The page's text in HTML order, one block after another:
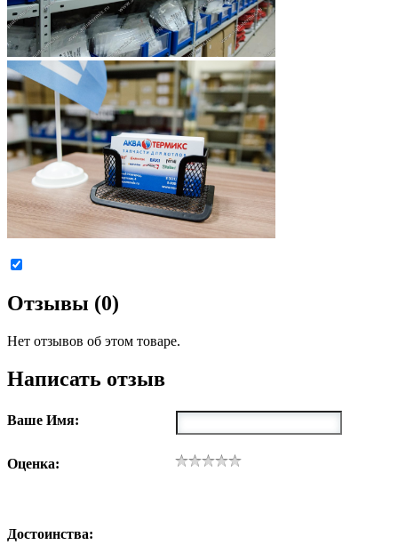
Отзывы (0)
Нет отзывов об этом товаре.
Написать отзыв
Ваше Имя:
Оценка:
Достоинства: